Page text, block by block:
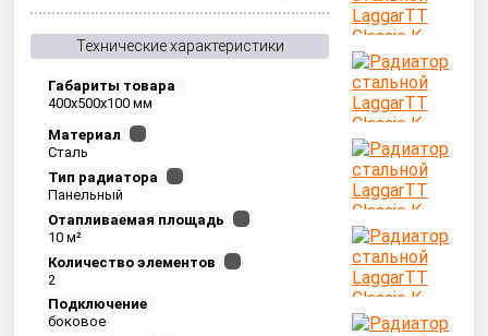
Технические характеристики
Габариты товара
400x500x100 мм
Материал
Сталь
Тип радиатора
Панельный
Отапливаемая площадь
10 м²
Количество элементов
2
Подключение
боковое